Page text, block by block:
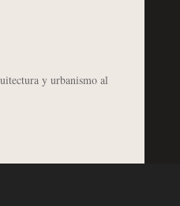
y urbanismo al